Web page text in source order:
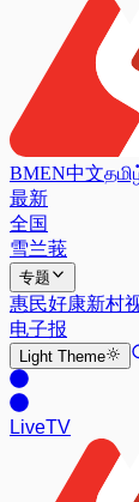
BMEN中文
最新
全国
雪兰莪
专题
惠民好康新村
电子报
Light Theme
LiveTV